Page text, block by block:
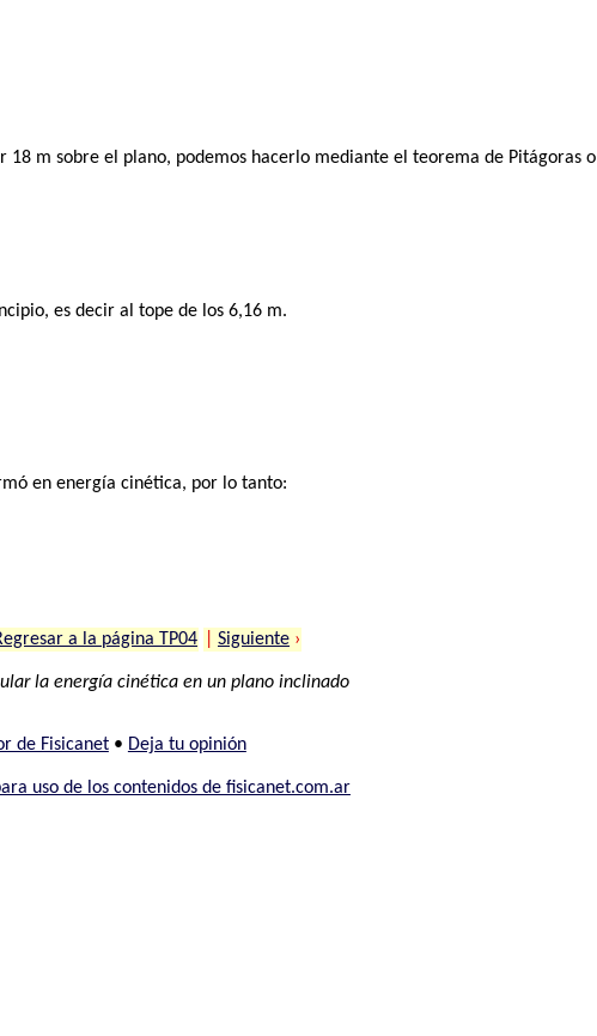
m sobre el plano, podemos hacerlo mediante el teorema de Pitágoras o
es decir al tope de los 6,16 m.
en energía cinética, por lo tanto:
a la página TP04 Siguiente ›
la energía cinética en un plano inclinado
de Fisicanet• Deja tu opinión
uso de los contenidos de fisicanet.com.ar